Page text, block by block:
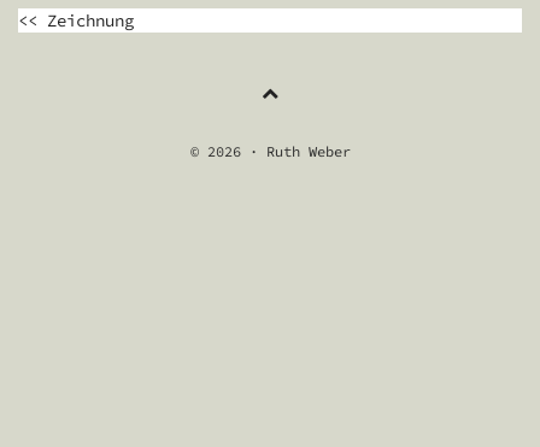
BEITRAGSNAVIGATION
<< Zeichnung
© 2026 · Ruth Weber